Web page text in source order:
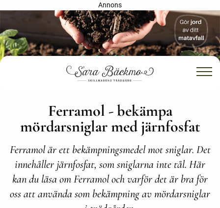
Annons
Ferramol - bekämpa
mördarsniglar med järnfosfat
Ferramol är ett bekämpningsmedel mot sniglar. Det
innehåller järnfosfat, som sniglarna inte tål. Här
kan du läsa om Ferramol och varför det är bra för
oss att använda som bekämpning av mördarsniglar